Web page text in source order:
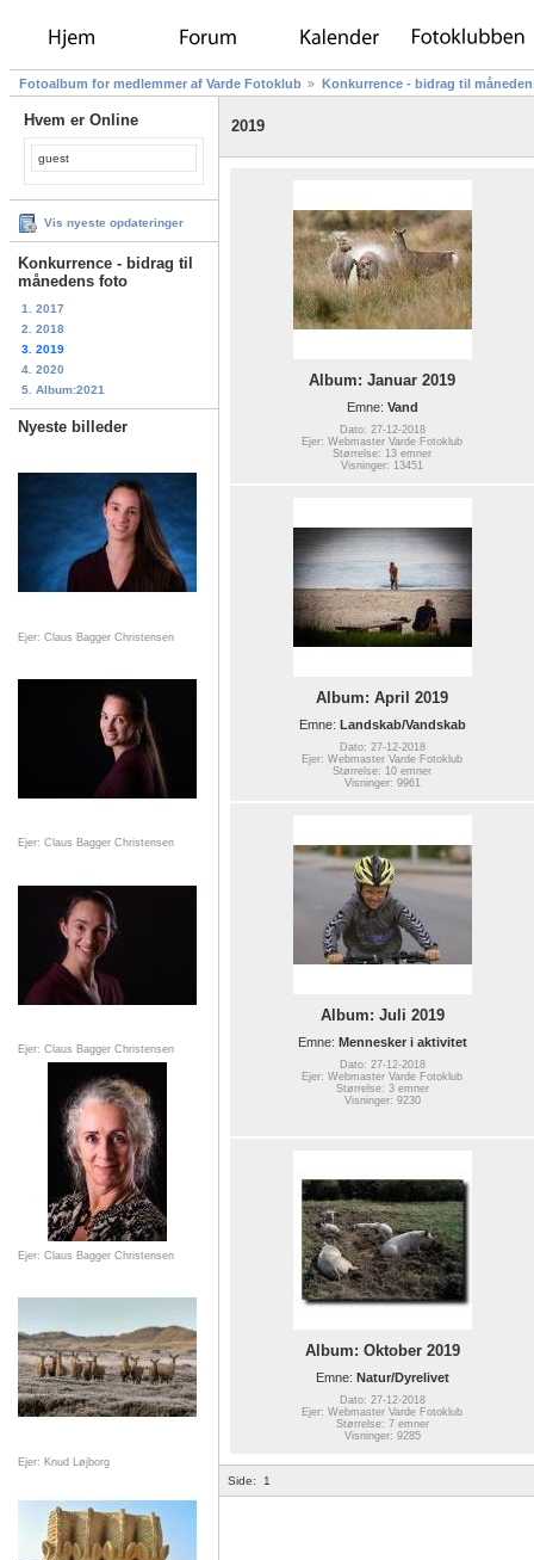
Fotoalbum for medlemmer af Varde Fotoklub Konkurrence - bidrag til
Hvem er Online
guest
Vis nyeste opdateringer
Konkurrence - bidrag til
månedens foto
1. 2017
2. 2018
3. 2019
4. 2020
5. Album:2021
Nyeste billeder
Ejer: Claus Bagger Christensen
Ejer: Claus Bagger Christensen
Ejer: Claus Bagger Christensen
Ejer: Claus Bagger Christensen
Ejer: Knud Løjborg
2019
Album: Januar 2019
Emne: Vand
Dato: 27-12-2018
Ejer: Webmaster Varde Fotoklub
Størrelse: 13 emner
Visninger: 13451
Album: April 2019
Emne: Landskab/Vandskab
Dato: 27-12-2018
Ejer: Webmaster Varde Fotoklub
Størrelse: 10 emner
Visninger: 9961
Album: Juli 2019
Emne: Mennesker i aktivitet
Dato: 27-12-2018
Ejer: Webmaster Varde Fotoklub
Størrelse: 3 emner
Visninger: 9230
Album: Oktober 2019
Emne: Natur/Dyrelivet
Dato: 27-12-2018
Ejer: Webmaster Varde Fotoklub
Størrelse: 7 emner
Visninger: 9285
Side: 1